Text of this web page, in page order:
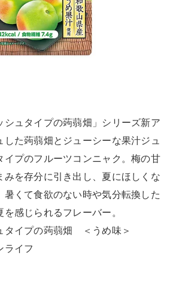
シュタイプの蒟蒻畑」シリーズ新ア
した蒟蒻畑とジューシーな果汁ジュ
イプのフルーツコンニャク。梅の甘
みを存分に引き出し、夏にほしくな
暑くて食欲のない時や気分転換した
感じられるフレーバー。
タイプの蒟蒻畑 ＜うめ味＞
ライフ